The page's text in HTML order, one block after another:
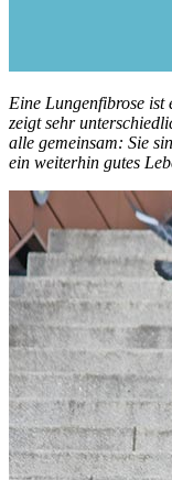
Eine Lungenfibrose ist
zeigt sehr
alle gemeinsam: Sie
ein weiterhin gutes